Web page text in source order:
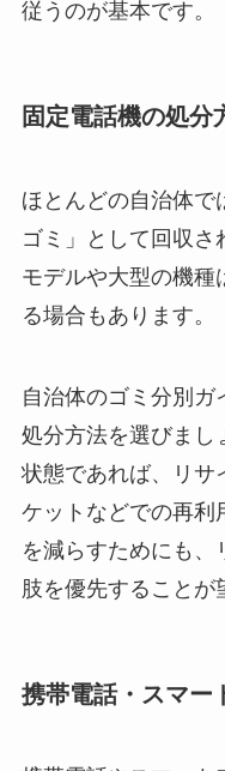
従うのが基本です。
固定電話機の処分
ほとんどの自治体で
ゴミ」として回収さ
モデルや大型の機種
る場合もあります。
自治体のゴミ分別ガ
処分方法を選びまし
状態であれば、リサ
ケットなどでの再利
を減らすためにも、
肢を優先することが
携帯電話・スマー